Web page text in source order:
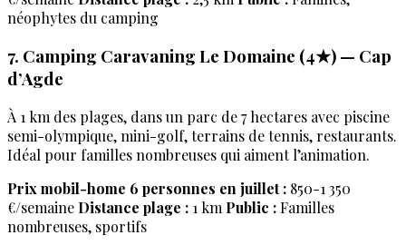
néophytes du camping
7. Camping Caravaning Le Domaine (4★) — Cap
d’Agde
À 1 km des plages, dans un parc de 7 hectares avec piscine
semi-olympique, mini-golf, terrains de tennis, restaurants.
Idéal pour familles nombreuses qui aiment l’animation.
Prix mobil-home 6 personnes en juillet : 850-1 350
€/semaine Distance plage : 1 km Public :Familles
nombreuses, sportifs